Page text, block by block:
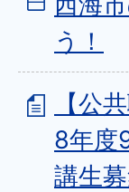
う！
【公
8年度
講生